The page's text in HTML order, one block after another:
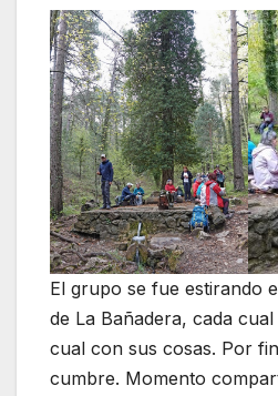
El grupo se fue estirando
de La Bañadera, cada
cual con sus cosas. Por
cumbre. Momento